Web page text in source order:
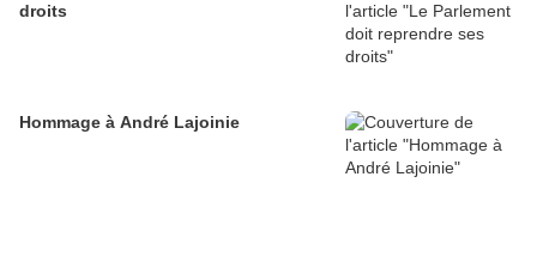
droits
Hommage à André Lajoinie